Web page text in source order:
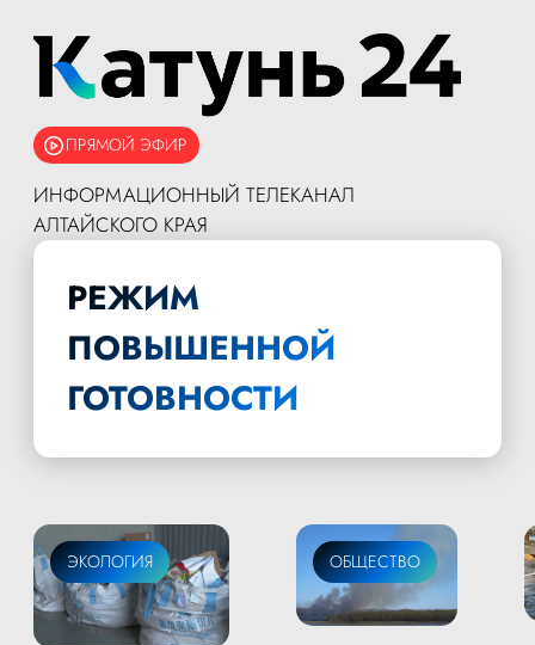
ПРЯМОЙ ЭФИР
ИНФОРМАЦИОННЫЙ ТЕЛЕКАНАЛ
АЛТАЙСКОГО КРАЯ
РЕЖИМ
ПОВЫШЕННОЙ
ГОТОВНОСТИ
ЭКОЛОГИЯ ОБЩЕСТВО